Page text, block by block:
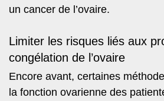
un cancer de l’ovaire.
Limiter les risques liés aux
congélation de l’ovaire
Encore avant, certaines
la fonction ovarienne des